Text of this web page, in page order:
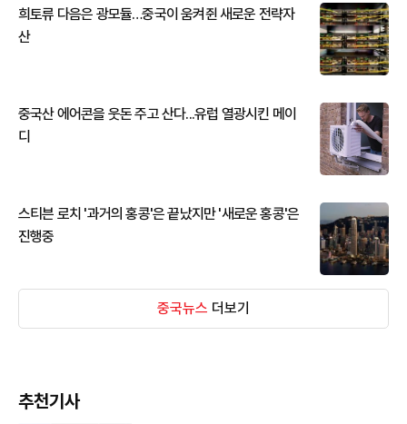
희토류 다음은 광모듈…중국이 움켜쥔 새로운 전략자
산
중국산 에어콘을 웃돈 주고 산다...유럽 열광시킨 메이
디
스티븐 로치 '과거의 홍콩'은 끝났지만 '새로운 홍콩'은
진행중
중국뉴스 더보기
추천기사